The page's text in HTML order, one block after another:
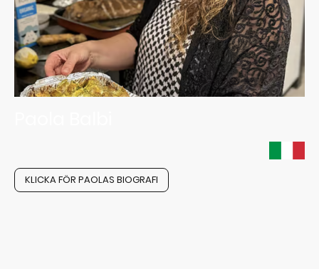
KLICKA FÖR PAOLAS BIOGRAFI